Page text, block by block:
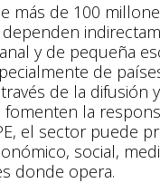
más de 100
y de pequeña
de
de la difusión
fomenten la
el sector puede
social,
donde opera.